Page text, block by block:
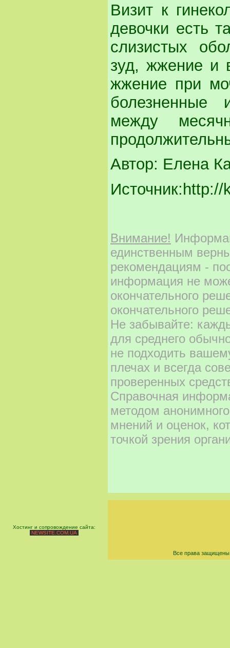
Визит к
девочки есть
слизистых
зуд, жжение и
жжение при
болезненные
между
Автор: Елена
Источник:http://
Карты Таро? — система символов, колода
происхождении карт Таро ни одна не дает
появились впервые.Таро
Внимание!
единственным
рекомендациям -
информация не
окончательного
окончательного
Не забывайте:
для среднего
не подходить
плечах и всегда
проверенных
Справочная
методом
мнений и оценок,
точкой зрения
Хостинг и сопровождение сайта:
NEWSITE.COM.UA
Все права